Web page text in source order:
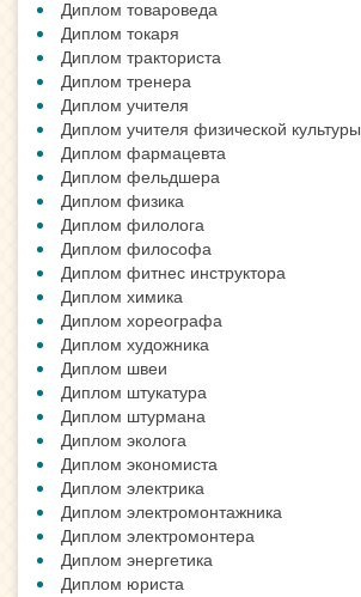
Диплом товароведа
Диплом токаря
Диплом тракториста
Диплом тренера
Диплом учителя
Диплом учителя физической культуры
Диплом фармацевта
Диплом фельдшера
Диплом физика
Диплом филолога
Диплом философа
Диплом фитнес инструктора
Диплом химика
Диплом хореографа
Диплом художника
Диплом швеи
Диплом штукатура
Диплом штурмана
Диплом эколога
Диплом экономиста
Диплом электрика
Диплом электромонтажника
Диплом электромонтера
Диплом энергетика
Диплом юриста